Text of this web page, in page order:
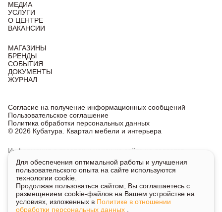
МЕДИА
УСЛУГИ
О ЦЕНТРЕ
ВАКАНСИИ
МАГАЗИНЫ
БРЕНДЫ
СОБЫТИЯ
ДОКУМЕНТЫ
ЖУРНАЛ
© 2026 Кубатура. Квартал мебели и интерьера
Согласие на получение информационных сообщений
Пользовательское соглашение
Политика обработки персональных данных
Информация о товарах и ценах на сайте не является
публичной офертой, носит исключительно информационный
характер.
Для получения подробной информации о наличии
и стоимости указанных товаров и услуг напишите или
позвоните нам.
Для обеспечения оптимальной работы и улучшения
пользовательского опыта на сайте используются
технологии cookie.
Продолжая пользоваться сайтом, Вы соглашаетесь с
размещением cookie-файлов на Вашем устройстве на
условиях, изложенных в Политике в отношении
обработки персональных данных